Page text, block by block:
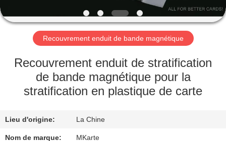
VIDÉOS
PROPOS
NOUS
VISITE
Recouvrement enduit de bande magnétique
Recouvrement enduit de stratification
de bande magnétique pour la
stratification en plastique de carte
Lieu d'origine: La Chine
Nom de marque: MKarte